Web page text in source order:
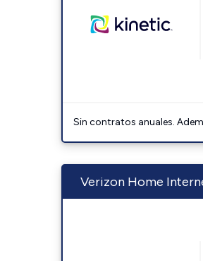
Sin contratos anuales.
Verizon Home